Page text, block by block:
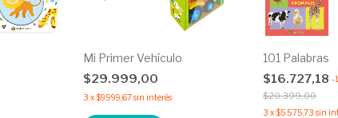
Mi Primer Vehículo
$29.999,00
3 x$9.999,67sin interés
101 Palabras
$16.727,18 -
$20.399,00
3 x$5.575,73 sin